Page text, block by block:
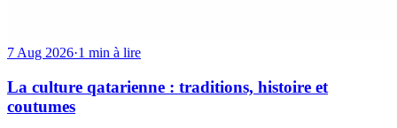
7 Aug 2026·1 min à lire
La culture qatarienne : traditions, histoire et
coutumes